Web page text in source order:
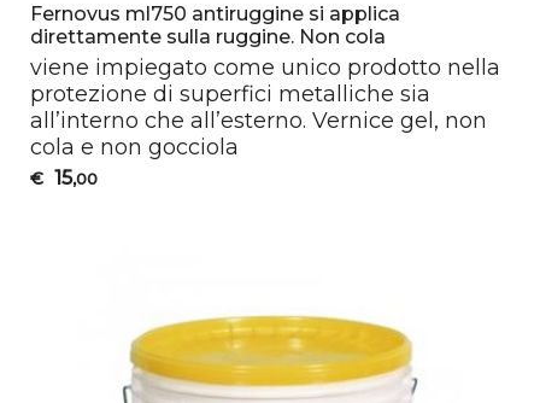
Fernovus ml750 antiruggine si applica
direttamente sulla ruggine. Non cola
viene impiegato come unico prodotto nella
protezione di superfici metalliche sia
all’interno che all’esterno. Vernice gel, non
cola e non gocciola
€ 15,00